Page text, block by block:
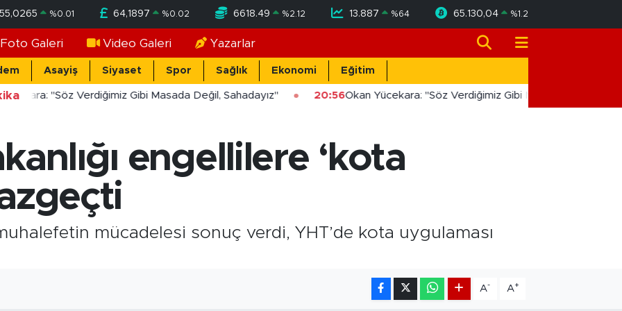
55,0265 %0.01 64,1897 %0.02 6618.49 %2.12 13.887 %64 65.130,04 %1.2
Foto Galeri Video Galeri Yazarlar
Asayiş Siyaset Spor Sağlık Ekonomi Eğitim
"Söz Verdiğimiz Gibi Masada Değil, Sahadayız" 20:56Okan Yücekara: "Söz Verdiğimiz Gibi Masada Değil,
engellilere ‘kota
mücadelesi sonuç verdi, YHT’de kota uygulaması
A- A+